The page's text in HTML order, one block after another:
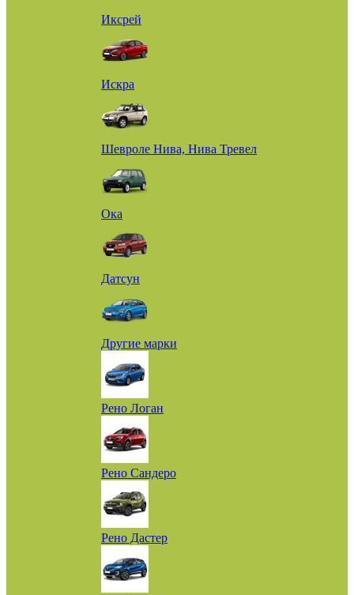
Иксрей
Искра
Шевроле Нива, Нива Тревел
Ока
Датсун
Другие марки
Рено Логан
Рено Сандеро
Рено Дастер